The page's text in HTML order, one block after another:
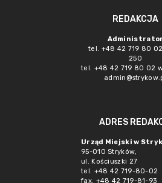
REDAKCJA
Administrator
tel. +48 42 719 80
250
tel. +48 42 719 80 02
ADRES
Urząd Miejski w
95-010 Stryków,
ul. Kościuszki 27
tel. +48 42 719-80-02
fax. +48 42 719-81-93